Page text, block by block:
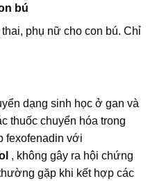
bú
phụ nữ cho con bú. Chỉ
dạng sinh học ở gan và
thuốc chuyển hóa trong
fexofenadin với
, không gây ra hội chứng
gặp khi kết hợp các